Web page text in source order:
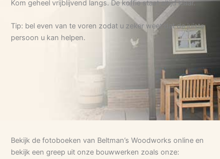
Kom geheel vrijblijvend langs. De koffie staat altijd klaar.
Tip: bel even van te voren zodat u zeker weet dat de juiste
persoon u kan helpen.
Bekijk de fotoboeken van Beltman’s Woodworks online en
bekijk een greep uit onze bouwwerken zoals onze: